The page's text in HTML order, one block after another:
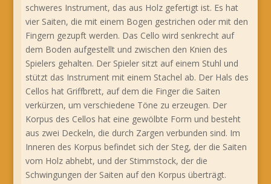
schweres Instrument, das aus Holz gefertigt ist. Es hat
vier Saiten, die mit einem Bogen gestrichen oder mit den
Fingern gezupft werden. Das Cello wird senkrecht auf
dem Boden aufgestellt und zwischen den Knien des
Spielers gehalten. Der Spieler sitzt auf einem Stuhl und
stützt das Instrument mit einem Stachel ab. Der Hals des
Cellos hat Griffbrett, auf dem die Finger die Saiten
verkürzen, um verschiedene Töne zu erzeugen. Der
Korpus des Cellos hat eine gewölbte Form und besteht
aus zwei Deckeln, die durch Zargen verbunden sind. Im
Inneren des Korpus befindet sich der Steg, der die Saiten
vom Holz abhebt, und der Stimmstock, der die
Schwingungen der Saiten auf den Korpus überträgt.